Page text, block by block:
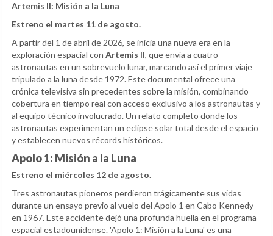
Artemis II: Misión a la Luna
Estreno el martes 11 de agosto.
A partir del 1 de abril de 2026, se inicia una nueva era en la
exploración espacial con Artemis II, que envía a cuatro
astronautas en un sobrevuelo lunar, marcando así el primer viaje
tripulado a la luna desde 1972. Este documental ofrece una
crónica televisiva sin precedentes sobre la misión, combinando
cobertura en tiempo real con acceso exclusivo a los astronautas y
al equipo técnico involucrado. Un relato completo donde los
astronautas experimentan un eclipse solar total desde el espacio
y establecen nuevos récords históricos.
Apolo 1: Misión a la Luna
Estreno el miércoles 12 de agosto.
Tres astronautas pioneros perdieron trágicamente sus vidas
durante un ensayo previo al vuelo del Apolo 1 en Cabo Kennedy
en 1967. Este accidente dejó una profunda huella en el programa
espacial estadounidense. 'Apolo 1: Misión a la Luna' es una